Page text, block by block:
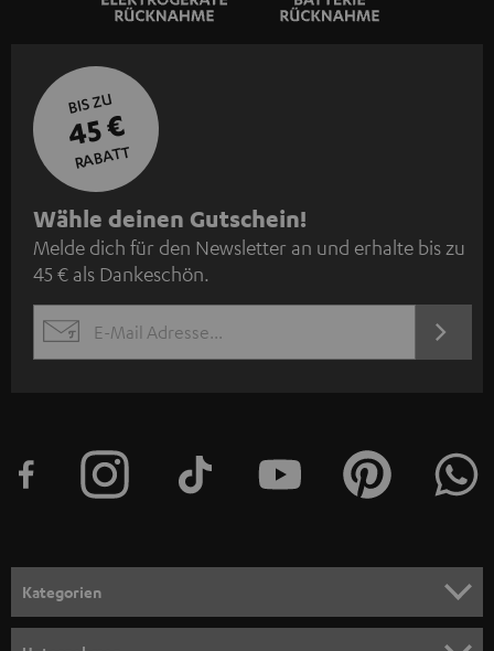
BIS ZU
45 €
RABATT
N
e
w
s
l
e
n
m
Wähle deinen Gutschein!
Melde dich für den Newsletter an und erhalte bis zu
45 € als Dankeschön.
EMAIL
JETZT
Kategorien